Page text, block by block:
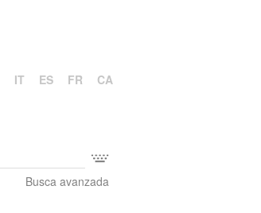
IT ES FR CA
Busca avanzada